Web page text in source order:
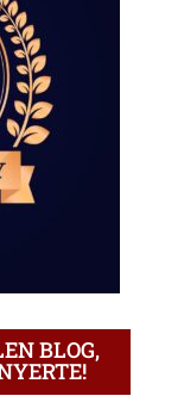
BLOG,